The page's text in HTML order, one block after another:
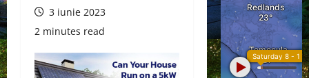
3 iunie 2023
2 minutes read